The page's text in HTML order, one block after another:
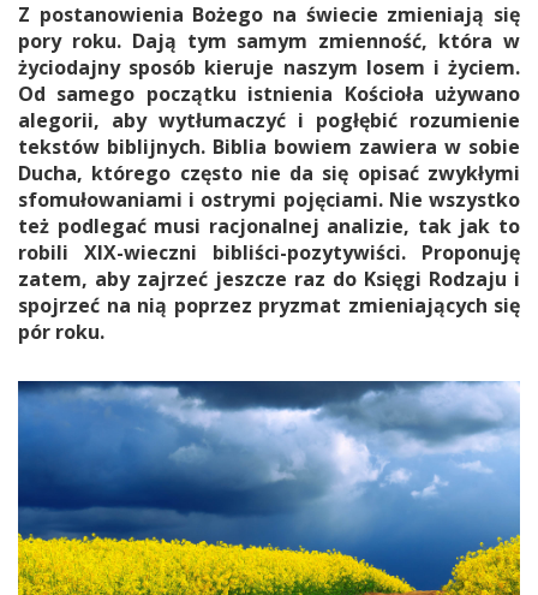
Z postanowienia Bożego na świecie zmieniają się
pory roku. Dają tym samym zmienność, która w
życiodajny sposób kieruje naszym losem i życiem.
Od samego początku istnienia Kościoła używano
alegorii, aby wytłumaczyć i pogłębić rozumienie
tekstów biblijnych. Biblia bowiem zawiera w sobie
Ducha, którego często nie da się opisać zwykłymi
sfomułowaniami i ostrymi pojęciami. Nie wszystko
też podlegać musi racjonalnej analizie, tak jak to
robili XIX-wieczni bibliści-pozytywiści. Proponuję
zatem, aby zajrzeć jeszcze raz do Księgi Rodzaju i
spojrzeć na nią poprzez pryzmat zmieniających się
pór roku.